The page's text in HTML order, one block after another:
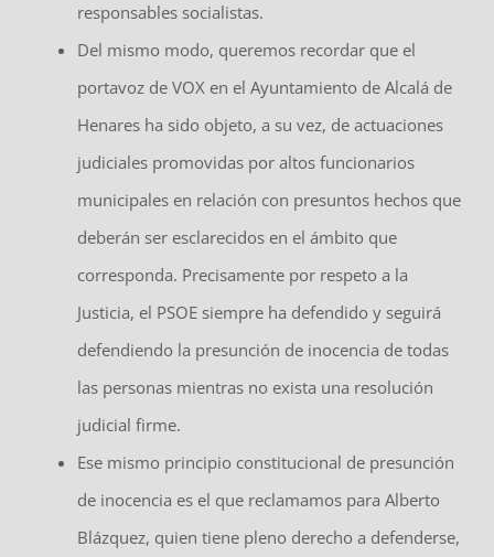
responsables socialistas.
Del mismo modo, queremos recordar que el
portavoz de VOX en el Ayuntamiento de Alcalá de
Henares ha sido objeto, a su vez, de actuaciones
judiciales promovidas por altos funcionarios
municipales en relación con presuntos hechos que
deberán ser esclarecidos en el ámbito que
corresponda. Precisamente por respeto a la
Justicia, el PSOE siempre ha defendido y seguirá
defendiendo la presunción de inocencia de todas
las personas mientras no exista una resolución
judicial firme.
Ese mismo principio constitucional de presunción
de inocencia es el que reclamamos para Alberto
Blázquez, quien tiene pleno derecho a defenderse,